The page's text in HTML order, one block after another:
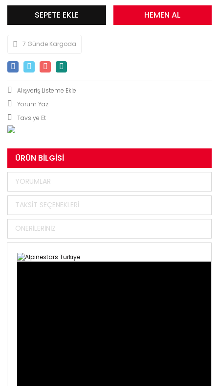
SEPETE EKLE HEMEN AL
7 Günde Kargoda
Yorum Yaz
Tavsiye Et
ÜRÜN BILGISI
YORUMLAR
TAKSIT SEÇENEKLERI
ÖNERILERINIZ